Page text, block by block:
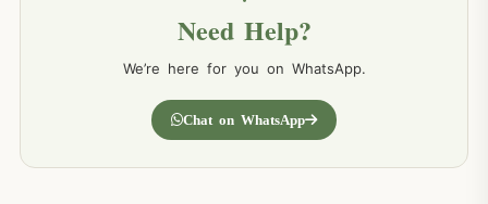
Need Help?
We’re here for you on WhatsApp.
Chat on WhatsApp